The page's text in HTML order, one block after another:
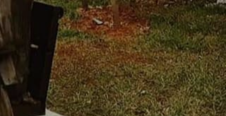
Ouvidoria
Telefones Úteis
Ramais Internos
Denuncia Servidor
Aldir BLanc
Paulo Gustavo
Eugênio Xavier
Resultado: E. Xavier
Resultado Recurso: E.
Xavier
Resultado Final: E.
Xavier